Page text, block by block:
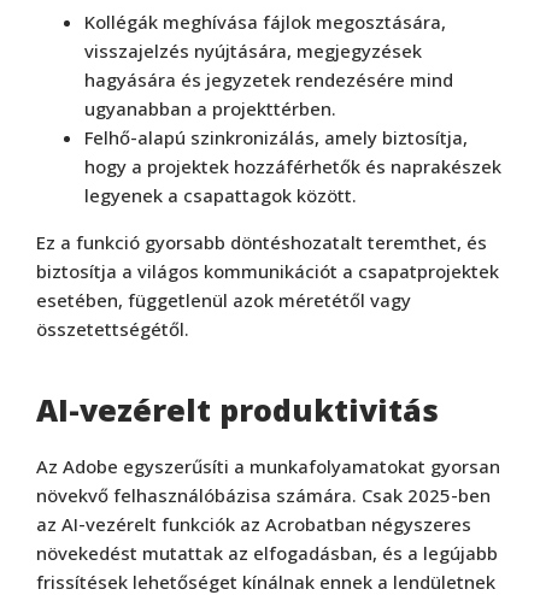
Kollégák meghívása fájlok megosztására,
visszajelzés nyújtására, megjegyzések
hagyására és jegyzetek rendezésére mind
ugyanabban a projekttérben.
Felhő-alapú szinkronizálás, amely biztosítja,
hogy a projektek hozzáférhetők és naprakészek
legyenek a csapattagok között.
Ez a funkció gyorsabb döntéshozatalt teremthet, és
biztosítja a világos kommunikációt a csapatprojektek
esetében, függetlenül azok méretétől vagy
összetettségétől.
AI-vezérelt produktivitás
Az Adobe egyszerűsíti a munkafolyamatokat gyorsan
növekvő felhasználóbázisa számára. Csak 2025-ben
az AI-vezérelt funkciók az Acrobatban négyszeres
növekedést mutattak az elfogadásban, és a legújabb
frissítések lehetőséget kínálnak ennek a lendületnek